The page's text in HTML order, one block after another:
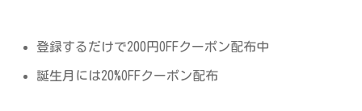
登録するだけで200円OFFクーポン配布中
誕生月には20%OFFクーポン配布